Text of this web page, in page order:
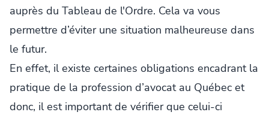
auprès du Tableau de l'Ordre. Cela va vous
permettre d’éviter une situation malheureuse dans
le futur.
En effet, il existe certaines obligations encadrant la
pratique de la profession d’avocat au Québec et
donc, il est important de vérifier que celui-ci